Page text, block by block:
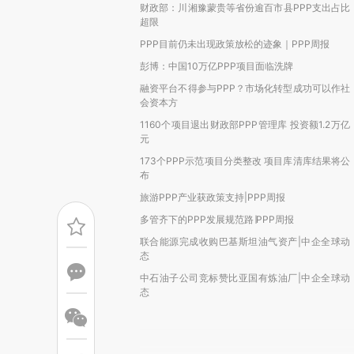
财政部：川湘豫蒙贵等省份逾百市县PPP支出占比
超限
PPP目前仍未出现政策放松的迹象｜PPP周报
彭博：中国10万亿PPP项目面临洗牌
融资平台不得参与PPP？市场化转型成功可以作社
会资本方
1160个项目退出财政部PPP管理库 投资额1.2万亿
元
173个PPP示范项目分类整改 项目库清库结果将公
布
旅游PPP产业获政策支持|PPP周报
多管齐下的PPP发展规范路∣PPP周报
联合能源完成收购巴基斯坦油气资产|中企全球动
态
中石油子公司竞标赞比亚国有炼油厂|中企全球动
态